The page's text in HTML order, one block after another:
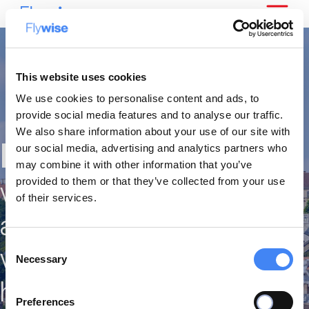
This website uses cookies
We use cookies to personalise content and ads, to
provide social media features and to analyse our traffic.
We also share information about your use of our site with
our social media, advertising and analytics partners who
may combine it with other information that you’ve
provided to them or that they’ve collected from your use
of their services.
Consent
Selection
Necessary
Preferences
Boedapest
verken voordelig het
adembenemende en
veelzijdige hart van
hongarije.